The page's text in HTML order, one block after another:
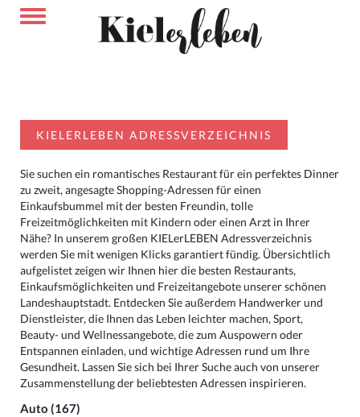
KIELERLEBEN ADRESSVERZEICHNIS
Sie suchen ein romantisches Restaurant für ein perfektes Dinner
zu zweit, angesagte Shopping-Adressen für einen
Einkaufsbummel mit der besten Freundin, tolle
Freizeitmöglichkeiten mit Kindern oder einen Arzt in Ihrer
Nähe? In unserem großen KIELerLEBEN Adressverzeichnis
werden Sie mit wenigen Klicks garantiert fündig. Übersichtlich
aufgelistet zeigen wir Ihnen hier die besten Restaurants,
Einkaufsmöglichkeiten und Freizeitangebote unserer schönen
Landeshauptstadt. Entdecken Sie außerdem Handwerker und
Dienstleister, die Ihnen das Leben leichter machen, Sport,
Beauty- und Wellnessangebote, die zum Auspowern oder
Entspannen einladen, und wichtige Adressen rund um Ihre
Gesundheit. Lassen Sie sich bei Ihrer Suche auch von unserer
Zusammenstellung der beliebtesten Adressen inspirieren.
Auto (167)